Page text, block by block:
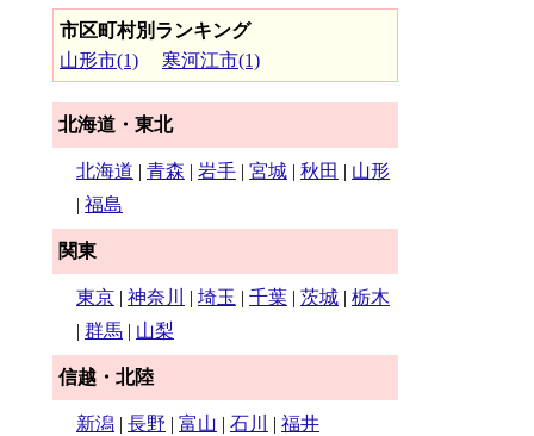
市区町村別ランキング
山形市(1)
寒河江市(1)
北海道・東北
北海道 | 青森 | 岩手 | 宮城 | 秋田 | 山形
| 福島
関東
東京 | 神奈川 | 埼玉 | 千葉 | 茨城 | 栃木
| 群馬 | 山梨
信越・北陸
新潟 | 長野 | 富山 | 石川 | 福井